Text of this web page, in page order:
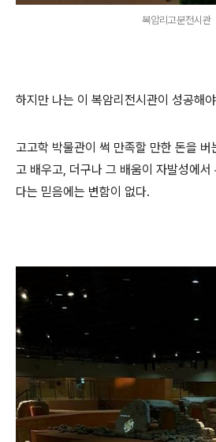
복암리고분전시관
하지만 나는 이 복암리전시관이 성공해
고고학 박물관이 썩 만족할 만한 돈을
고 배우고, 더구나 그 배움이 자발성에
다는 믿음에는 변함이 없다.